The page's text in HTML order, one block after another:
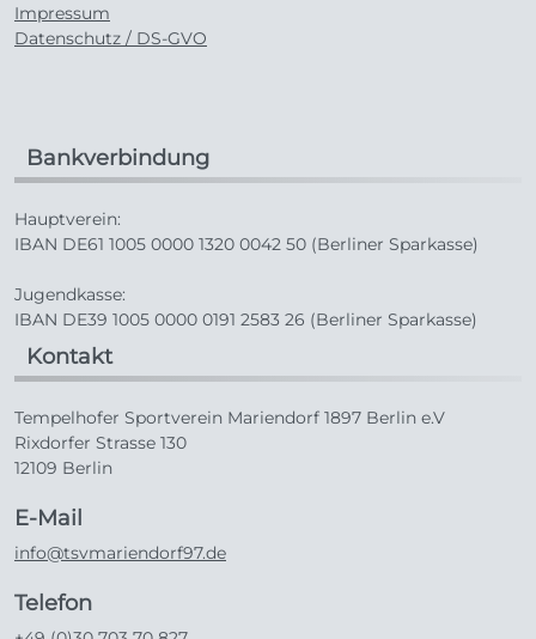
Impressum
Datenschutz / DS-GVO
Bankverbindung
Hauptverein:
IBAN DE61 1005 0000 1320 0042 50 (Berliner Sparkasse)
Jugendkasse:
IBAN DE39 1005 0000 0191 2583 26 (Berliner Sparkasse)
Kontakt
Tempelhofer Sportverein Mariendorf 1897 Berlin e.V
Rixdorfer Strasse 130
12109 Berlin
E-Mail
info@tsvmariendorf97.de
Telefon